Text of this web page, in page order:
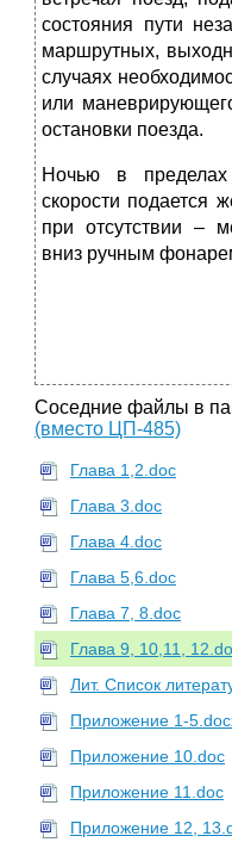
состояния пути
маршрутных,
случаях
или
остановки поезда.
Ночью в
скорости подается
при отсутствии –
вниз ручным
Соседние файлы в
(вместо ЦП-485)
Глава 1,2.doc
Глава 3.doc
Глава 4.doc
Глава 5,6.doc
Глава 7, 8.doc
Глава 9, 10,11,
Лит. Список
Приложение 1-
Приложение 10.doc
Приложение 11.doc
Приложение 12,